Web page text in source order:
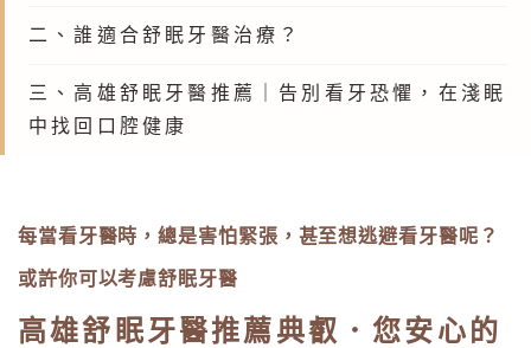
二、誰適合舒眠牙醫治療？
三、高雄舒眠牙醫推薦｜告別看牙恐懼，在淺眠
中找回口腔健康
每當看牙醫時，總是害怕緊張，甚至想逃避看牙醫呢？
或許你可以考慮舒眠牙醫
高雄舒眠牙醫推薦典叡．您安心的